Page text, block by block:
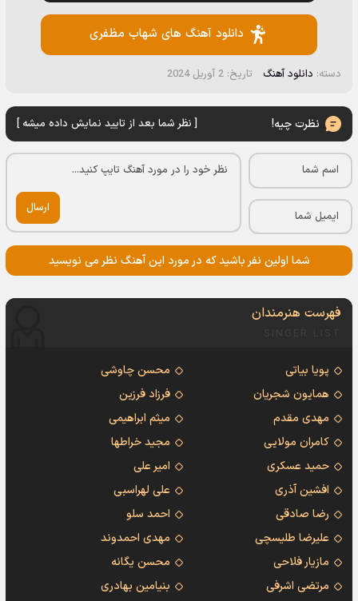
دانلود آهنگ های شهاب مظفری
دسته: دانلود آهنگ تاریخ: 2 آوریل 2024
نظرت چیه! [ نظر شما بعد از تایید نمایش داده میشه ]
ارسال
شما اولین نفر باشید که در مورد این آهنگ نظر می نویسید
فهرست هنرمندان
پویا بیاتی
محسن چاوشی
همایون شجریان
فرزاد فرزین
مهدی مقدم
میثم ابراهیمی
کامران مولایی
مجید خراطها
حمید عسکری
امیر علی
افشین آذری
علی لهراسبی
رضا صادقی
احمد سلو
علیرضا طلیسچی
مهدی احمدوند
مازیار فلاحی
محسن یگانه
مرتضی اشرفی
بنیامین بهادری